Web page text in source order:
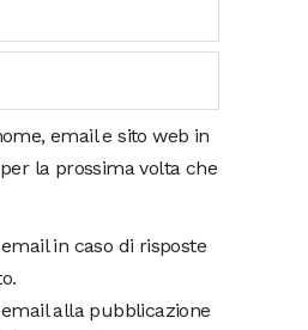
email e sito web in
la prossima volta che
in caso di risposte
alla pubblicazione